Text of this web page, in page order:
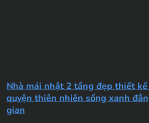
Nhà mái nhật 2 tầng đẹp thiết
quyện thiên nhiên sống xanh
gian